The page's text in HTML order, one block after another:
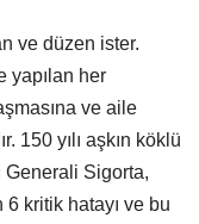
ve düzen ister.
yapılan her
ve aile
150 yılı aşkın köklü
Sigorta,
kritik hatayı ve bu